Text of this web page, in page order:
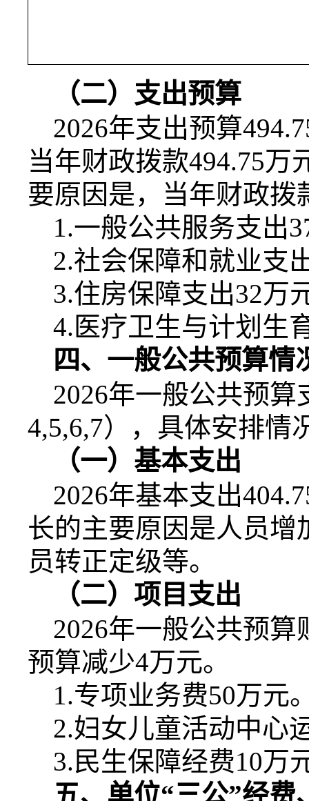
（二）支出预算
2026年支出预算
当年财政拨款494.75万
要原因是，当年财政
1.一般公共服务支出
2.社会保障和就业支
3.住房保障支出32万
4.医疗卫生与计划生
四、一般公共预算情
2026年一般公共预算
4,5,6,7），具体安排情
（一）基本支出
2026年基本支出
长的主要原因是人员增
员转正定级等。
（二）项目支出
2026年一般公共预算
预算减少4万元。
1.专项业务费50万元
2.妇女儿童活动中心
3. 民生保障经费10万
五、单位“三公”经